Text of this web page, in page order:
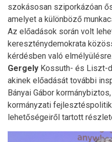
szokásosan sziporkázóan
amelyet a különböző
Az előadások során volt
kereszténydemokrata
kérdésben való
Gergely Kossuth- és Liszt-
akinek előadását további
Bányai Gábor
kormányzati
lehetőségeiről tartott